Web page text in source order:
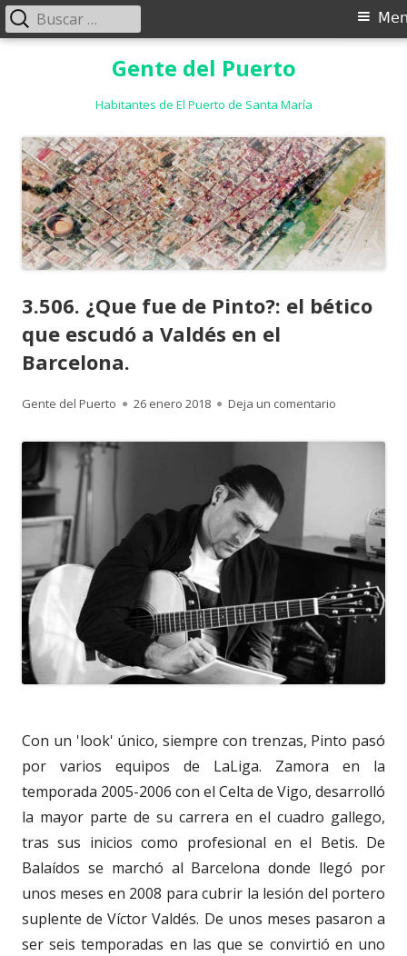
Gente del Puerto
Habitantes de El Puerto de Santa María
Menú
Buscar:
3.506. ¿Que fue de Pinto?: el bético
que escudó a Valdés en el
Barcelona.
Autor
Gente del Puerto
Publicado
26 enero 2018 Deja un comentario
Con un 'look' único, siempre con trenzas, Pinto pasó
por varios equipos de LaLiga. Zamora en la
temporada 2005-2006 con el Celta de Vigo, desarrolló
la mayor parte de su carrera en el cuadro gallego,
tras sus inicios como profesional en el Betis. De
Balaídos se marchó al Barcelona donde llegó por
unos meses en 2008 para cubrir la lesión del portero
suplente de Víctor Valdés. De unos meses pasaron a
ser seis temporadas en las que se convirtió en uno